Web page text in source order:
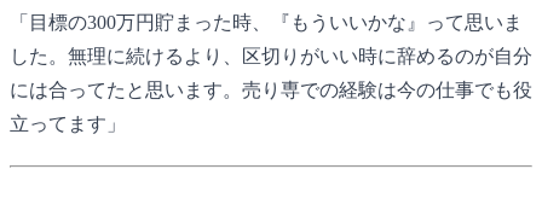
「目標の300万円貯まった時、『もういいかな』って思いま
した。無理に続けるより、区切りがいい時に辞めるのが自分
には合ってたと思います。売り専での経験は今の仕事でも役
立ってます」